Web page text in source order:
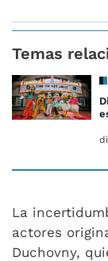
Temas
La
actores
Duchovny,